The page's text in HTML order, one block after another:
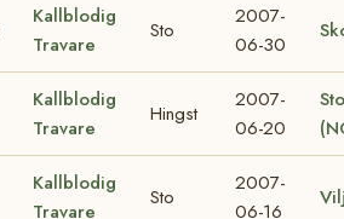
Kallblodig
Travare
Sto
2007-
06-30
Kallblodig
Travare
Hingst
2007-
06-20
Kallblodig
Travare
Sto
2007-
06-16